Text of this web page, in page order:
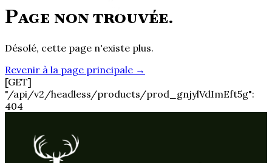
Page non trouvée.
Désolé, cette page n'existe plus.
Revenir à la page principale →
[GET]
"/api/v2/headless/products/prod_gnjylVdImEft5g":
404